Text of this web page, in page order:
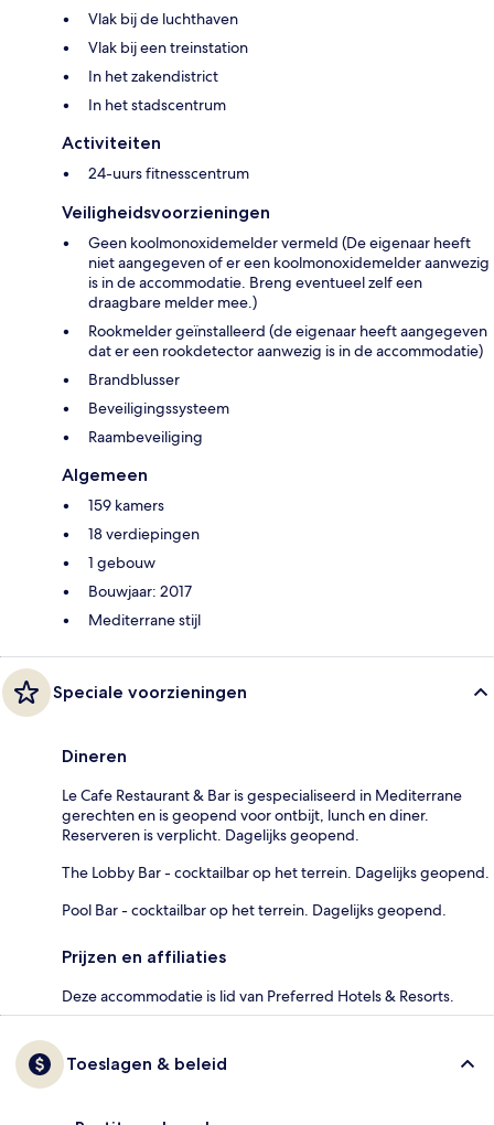
Vlak bij de luchthaven
Vlak bij een treinstation
In het zakendistrict
In het stadscentrum
Activiteiten
24-uurs fitnesscentrum
Veiligheidsvoorzieningen
Geen koolmonoxidemelder vermeld (De eigenaar heeft
niet aangegeven of er een koolmonoxidemelder aanwezig
is in de accommodatie. Breng eventueel zelf een
draagbare melder mee.)
Rookmelder geïnstalleerd (de eigenaar heeft aangegeven
dat er een rookdetector aanwezig is in de accommodatie)
Brandblusser
Beveiligingssysteem
Raambeveiliging
Algemeen
159 kamers
18 verdiepingen
1 gebouw
Bouwjaar: 2017
Mediterrane stijl
Speciale voorzieningen
Dineren
Le Cafe Restaurant & Bar is gespecialiseerd in Mediterrane
gerechten en is geopend voor ontbijt, lunch en diner.
Reserveren is verplicht. Dagelijks geopend.
The Lobby Bar - cocktailbar op het terrein. Dagelijks geopend.
Pool Bar - cocktailbar op het terrein. Dagelijks geopend.
Prijzen en affiliaties
Deze accommodatie is lid van Preferred Hotels & Resorts.
Toeslagen & beleid